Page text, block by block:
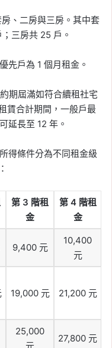
、二房與三房。其中套
三房共 25 戶。
先戶為 1 個月租金。
期屆滿如符合續租社宅
賃合計期間，一般戶最
延長至 12 年。
得條件分為不同租金級
第 3 階租
金
第 4 階租
金
9,400 元
10,400
元
19,000 元 21,200 元
25,000
27,800 元